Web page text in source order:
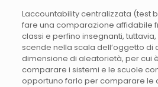
Laccountability centralizzata (test
fare una comparazione affidabile
classi e perfino insegnanti,
scende nella scala dell’oggetto di
dimensione di aleatorietà, per cui
comparare i sistemi e le scuole
opportuno farlo per comparare le